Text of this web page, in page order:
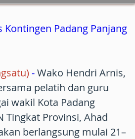
Kontingen Padang Panjang
-Wako Hendri Arnis,
pelatih dan guru
wakil Kota Padang
Tingkat Provinsi, Ahad
berlangsung mulai 21–